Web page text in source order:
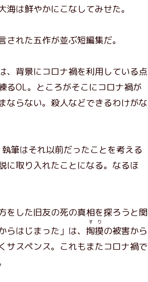
は鮮やかにこなしてみせた。
れた五作が並ぶ短編集だ。
背景にコロナ禍を利用している点
るOL。ところがそこにコロナ禍が
ならない。殺人などできるわけがな
筆はそれ以前だったことを考える
に取り入れたことになる。なるほ
した旧友の死の真相を探ろうと関
はじまった」は、 掏摸
すり
の被害から
サスペンス。これもまたコロナ禍で